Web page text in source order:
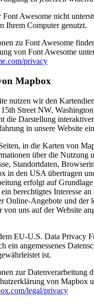
Awesome nicht
Ihrem Computer genutzt.
zu Font Awesome
von Font Awesome
privacy
Mapbox
nutzen wir den
Street NW,
die Darstellung
in unsere Website
in die Karten von
über die Nutzung
Standortdaten,
in den USA übertragen
erfolgt auf
berechtigtes Interesse an
Online-Angebote und der
uns auf der Website
EU-U.S. Data Privacy
ein angemessenes
ist.
zur Datenverarbeitung
von Mapbox
legal/privacy